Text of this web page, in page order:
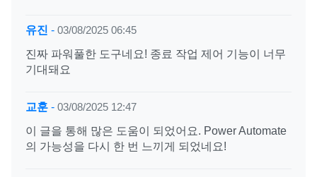
유진 - 03/08/2025 06:45
진짜 파워풀한 도구네요! 종료 작업 제어 기능이 너무
기대돼요
교훈 - 03/08/2025 12:47
이 글을 통해 많은 도움이 되었어요. Power Automate
의 가능성을 다시 한 번 느끼게 되었네요!